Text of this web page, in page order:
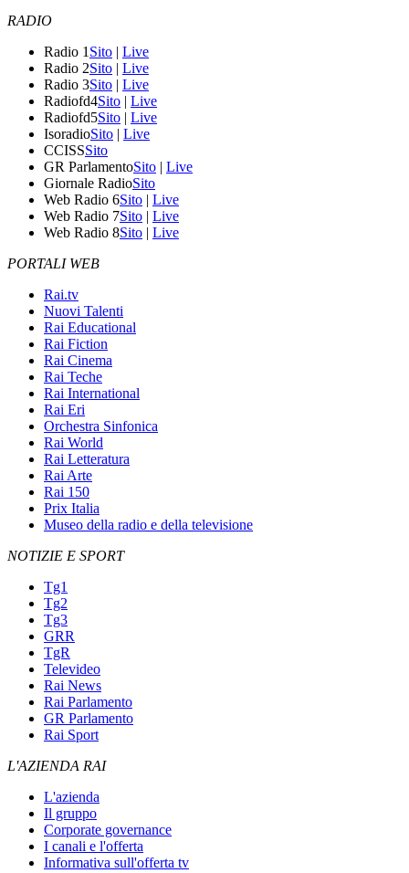
RADIO
Radio 1 Sito | Live
Radio 2Sito | Live
Radio 3Sito | Live
Radiofd4Sito | Live
Radiofd5Sito | Live
IsoradioSito | Live
CCISSSito
GR ParlamentoSito | Live
Giornale RadioSito
Web Radio 6Sito | Live
Web Radio 7Sito | Live
Web Radio 8Sito | Live
PORTALI WEB
Rai.tv
Nuovi Talenti
Rai Educational
Rai Fiction
Rai Cinema
Rai Teche
Rai International
Rai Eri
Orchestra Sinfonica
Rai World
Rai Letteratura
Rai Arte
Rai 150
Prix Italia
Museo della radio e della televisione
NOTIZIE E SPORT
Tg1
Tg2
Tg3
GRR
TgR
Televideo
Rai News
Rai Parlamento
GR Parlamento
Rai Sport
L'AZIENDA RAI
L'azienda
Il gruppo
Corporate governance
I canali e l'offerta
Informativa sull'offerta tv